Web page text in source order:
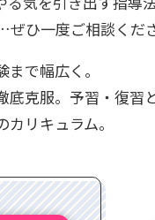
ひ一度ご相談くだ
で幅広く。
克服。予習・復習
リキュラム。